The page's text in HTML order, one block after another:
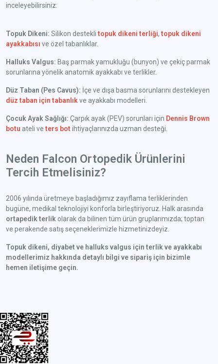
inceleyebilirsiniz:
Topuk Dikeni: Silikon desteklitopuk dikeni terliği,topuk dikeni
ayakkabısı ve özel tabanlıklar.
Halluks Valgus: Baş parmak yamukluğu (bunyon) ve çekiç parmak
sorunlarına yönelik anatomik ayakkabı ve terlikler.
Düz Taban (Pes Cavus): İçe ve dışa basma sorunlarını destekleyen
düz taban için tabanlık ve ayakkabı modelleri.
Çocuk Ayak Sağlığı: Çarpık ayak (PEV) sorunları için Dennis Brown
botu ateli veters bot ihtiyaçlarınızda uzman desteği.
Neden Falcon Ortopedik Ürünlerini
Tercih Etmelisiniz?
2006 yılında üretmeye başladığımız zayıflama terliklerinden
bugüne, medikal teknolojiyi konforla birleştiriyoruz. Halk arasında
ortapedik terlik olarak da bilinen tüm ürün gruplarımızda; toptan
ve perakende satış seçeneklerimizle hizmetinizdeyiz.
Topuk dikeni, diyabet ve halluks valgus için terlik ve ayakkabı
modellerimiz hakkında detaylı bilgi ve sipariş için bizimle
hemen iletişime geçin.